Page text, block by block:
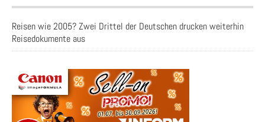
Reisen wie 2005? Zwei Drittel der Deutschen drucken weiterhin
Reisedokumente aus